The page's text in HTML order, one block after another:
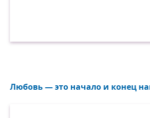
Любовь — это начало и конец